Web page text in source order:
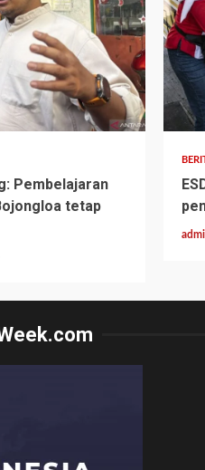
Pembelajaran
tetap